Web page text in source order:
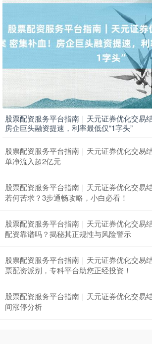
期指IC0 7877.80 +164.40
上证综指 3940.04 +39.68
深证成指 14311.01 +200.89
股票配资服务平台指南｜天元证券优化交易
房企巨头融资提速，利率最低仅“1字头”
股票配资服务平台指南｜天元证券优化交易
单净流入超2亿元
股票配资服务平台指南｜天元证券优化交易
若何苦求？3步通畅攻略，小白必看！
股票配资服务平台指南｜天元证券优化交易
配资靠谱吗？揭秘其正规性与风险警示
股票配资服务平台指南｜天元证券优化交易
票配资派别，专科平台助您正经投资！
股票配资服务平台指南｜天元证券优化交易
间涨停分析